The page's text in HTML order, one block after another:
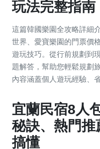
玩法完整指南
這篇韓國樂園全攻略詳細
世界、愛寶樂園的門票價
遊玩技巧。從行前規劃到
題解答，幫助您輕鬆規劃
內容涵蓋個人遊玩經驗、
宜蘭民宿8人
秘訣、熱門推
搞懂